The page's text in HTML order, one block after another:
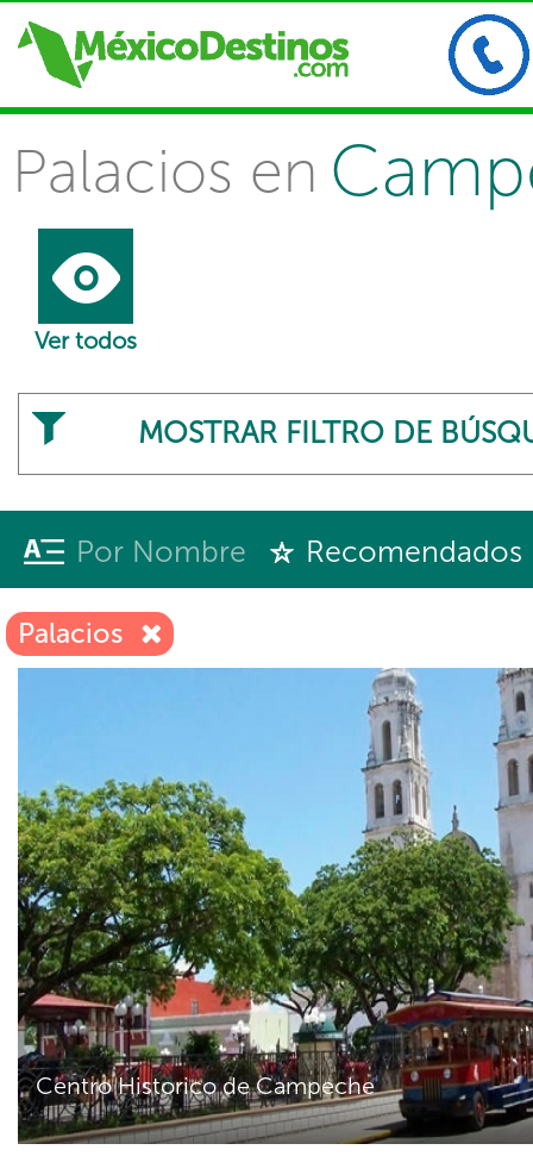
Palacios en
Ver todos
MOSTRAR FILTRO DE
Por Nombre Recomendados
Palacios
Centro Historico de Campeche